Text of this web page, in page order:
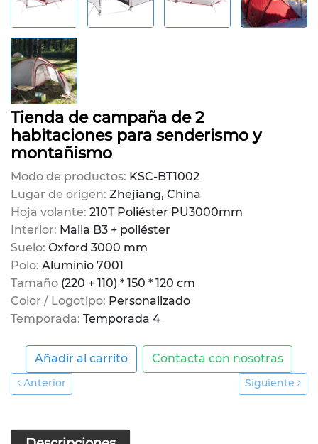
Tienda de campaña de 2
habitaciones para senderismo y
montañismo
Modo de productos: KSC-BT1002
Lugar de origen: Zhejiang, China
Hoja volante: 210T Poliéster PU3000mm
Interior: Malla B3 + poliéster
Suelo: Oxford 3000 mm
Polo: Aluminio 7001
Tamaño (220 + 110) * 150 * 120 cm
Color / Logotipo: Personalizado
Temporada: Temporada 4
Añadir al carrito Contacta con nosotras
Anterior Siguiente